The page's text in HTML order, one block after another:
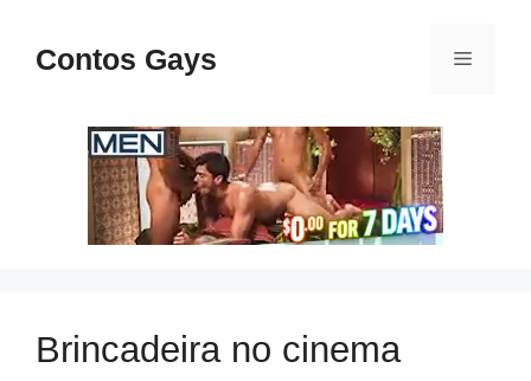
paraContos Gays Menu
Brincadeira no cinema